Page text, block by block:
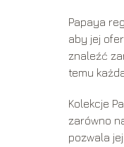
Papaya
aby jej
znaleźć
temu
Kolekcje
zarówno
pozwala